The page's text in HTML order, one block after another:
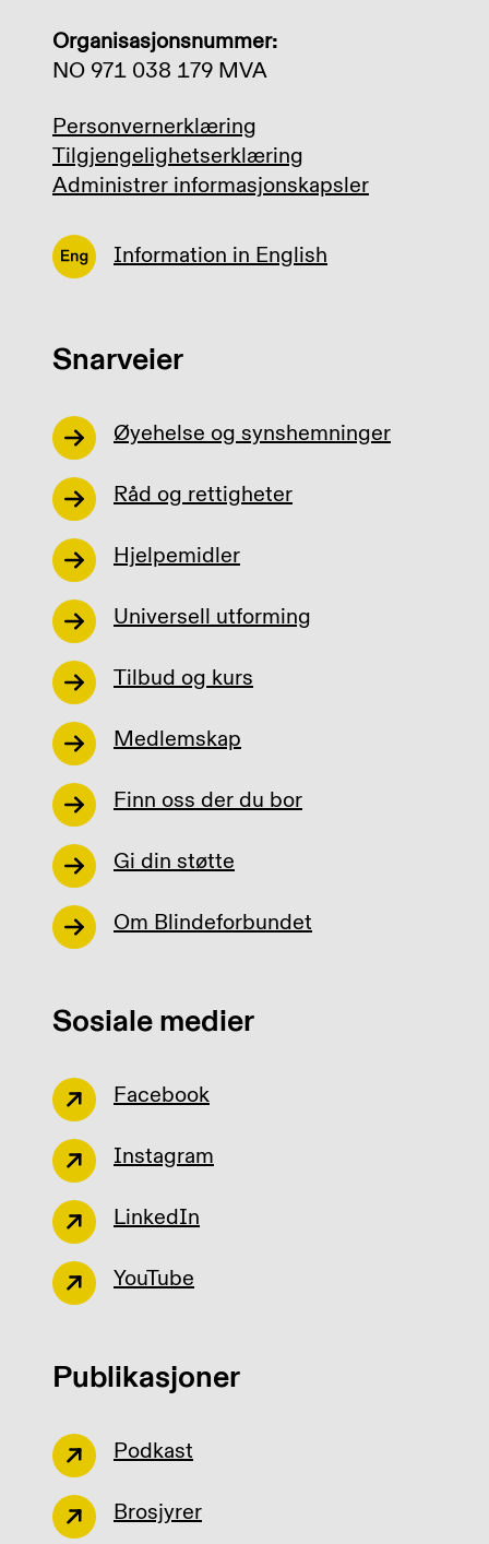
Organisasjonsnummer:
NO 971 038 179 MVA
Personvernerklæring
Tilgjengelighetserklæring
Administrer informasjonskapsler
Information in English
Snarveier
Øyehelse og synshemninger
Råd og rettigheter
Hjelpemidler
Universell utforming
Tilbud og kurs
Medlemskap
Finn oss der du bor
Gi din støtte
Om Blindeforbundet
Sosiale medier
Facebook
Instagram
LinkedIn
YouTube
Publikasjoner
Podkast
Brosjyrer